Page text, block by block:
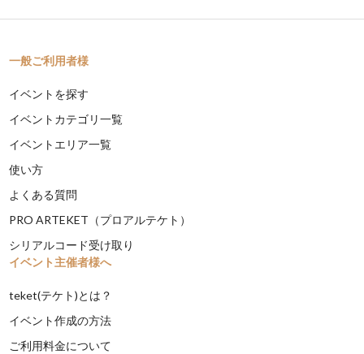
一般ご利用者様
イベントを探す
イベントカテゴリ一覧
イベントエリア一覧
使い方
よくある質問
PRO ARTEKET（プロアルテケト）
シリアルコード受け取り
イベント主催者様へ
teket(テケト)とは？
イベント作成の方法
ご利用料金について